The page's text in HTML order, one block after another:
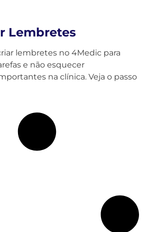
Lembretes
lembretes no 4Medic para
e não esquecer
na clínica. Veja o passo